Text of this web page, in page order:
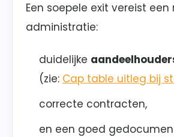
Een soepele exit vereist een
administratie:
duidelijke
(zie: Cap table uitleg bij
correcte contracten,
en een goed